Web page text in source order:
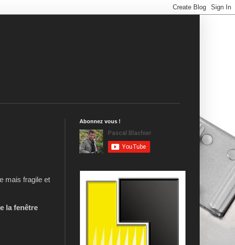
mais fragile et
la fenêtre
Abonnez vous !